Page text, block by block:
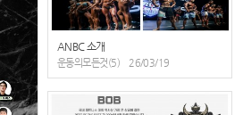
ANBC 소개
운동의모든것(5) 26/03/19